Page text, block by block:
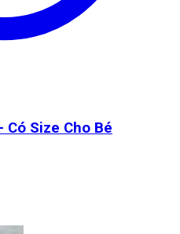
Có Size Cho Bé